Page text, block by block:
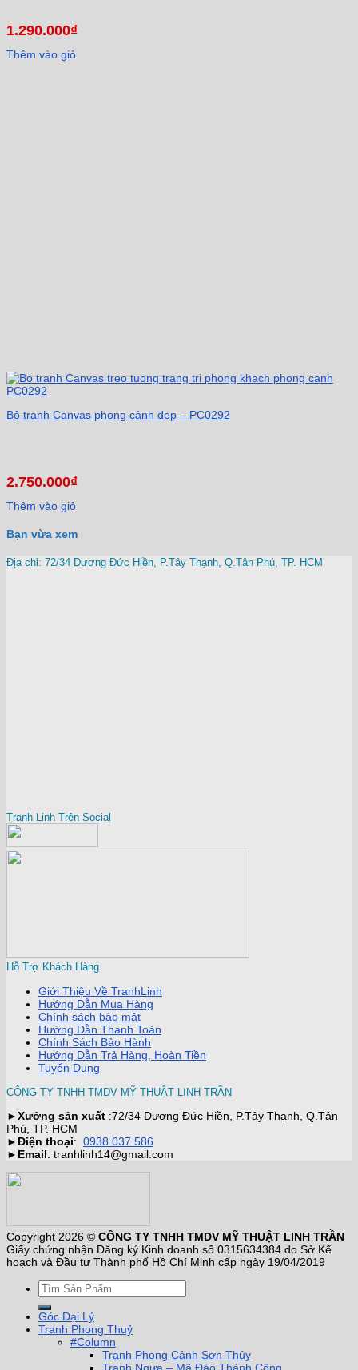
1.290.000₫
Thêm vào giỏ
Bộ tranh Canvas phong cảnh đẹp – PC0292
2.750.000₫
Thêm vào giỏ
Bạn vừa xem
Địa chỉ: 72/34 Dương Đức Hiền, P.Tây Thạnh, Q.Tân Phú, TP. HCM
Tranh Linh Trên Social
Hỗ Trợ Khách Hàng
Giới Thiệu Về TranhLinh
Hướng Dẫn Mua Hàng
Chính sách bảo mật
Hướng Dẫn Thanh Toán
Chính Sách Bảo Hành
Hướng Dẫn Trả Hàng, Hoàn Tiền
Tuyển Dụng
CÔNG TY TNHH TMDV MỸ THUẬT LINH TRẦN
►Xưởng sản xuất :72/34 Dương Đức Hiền, P.Tây Thạnh, Q.Tân
Phú, TP. HCM
►Điện thoại: 0938 037 586
► Email: tranhlinh14@gmail.com
Copyright 2026 © CÔNG TY TNHH TMDV MỸ THUẬT LINH TRẦN
Giấy chứng nhận Đăng ký Kinh doanh số 0315634384 do Sở Kế
hoạch và Đầu tư Thành phố Hồ Chí Minh cấp ngày 19/04/2019
Góc Đại Lý
Tranh Phong Thuỷ
#Column
Tranh Phong Cảnh Sơn Thủy
Tranh Ngựa – Mã Đáo Thành Công